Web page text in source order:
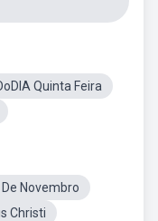
Quinta Feira
Novembro
Christi